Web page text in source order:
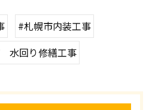
#札幌市内装工事
水回り修繕工事